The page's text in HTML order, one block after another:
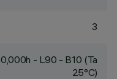
3
- L90 - B10 (Ta
25°C)